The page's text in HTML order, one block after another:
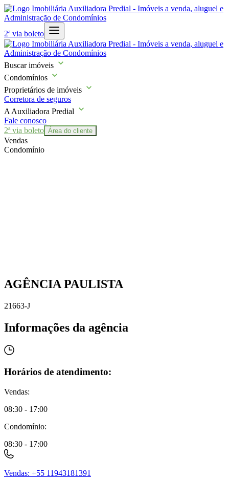
2ª via boleto
Buscar imóveis
Condomínios
Proprietários de imóveis
Corretora de seguros
A Auxiliadora Predial
Fale conosco
2ª via boleto Área do cliente
Vendas
Condomínio
AGÊNCIA PAULISTA
21663-J
Informações da agência
Horários de atendimento:
Vendas:
08:30 - 17:00
Condomínio:
08:30 - 17:00
Vendas: +55 11943181391